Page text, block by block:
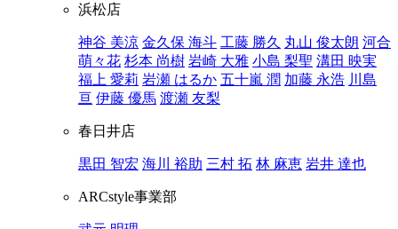
浜松店
神谷 美涼 金久保 海斗 工藤 勝久 丸山 俊太朗 河合
萌々花 杉本 尚樹 岩崎 大雅 小島 梨聖 溝田 映実
福上 愛莉 岩瀬 はるか 五十嵐 潤 加藤 永浩 川島
亘 伊藤 優馬 渡瀬 友梨
春日井店
黒田 智宏 海川 裕助 三村 拓 林 麻恵 岩井 達也
ARCstyle事業部